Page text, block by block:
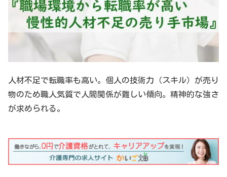
人材不足で転職率も高い。個人の技術力（スキル）が売り
物のため職人気質で人間関係が難しい傾向。精神的な強さ
が求められる。